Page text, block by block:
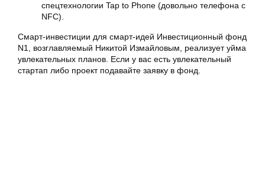
спецтехнологии Tap to Phone (довольно телефона с
NFC).
Смарт-инвестиции для смарт-идей Инвестиционный фонд
N1, возглавляемый Никитой Измайловым, реализует уйма
увлекательных планов. Если у вас есть увлекательный
стартап либо проект подавайте заявку в фонд.